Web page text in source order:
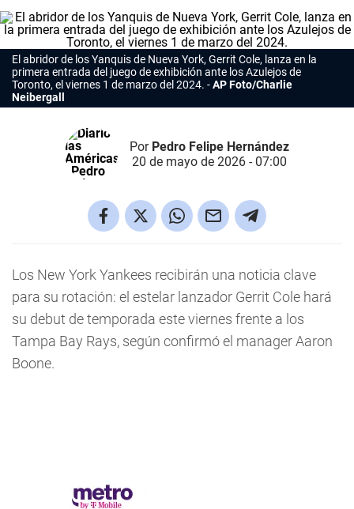
El abridor de los Yanquis de Nueva York, Gerrit Cole, lanza en la
primera entrada del juego de exhibición ante los Azulejos de
Toronto, el viernes 1 de marzo del 2024.
AP Foto/Charlie
Neibergall
Por Pedro Felipe Hernández
20 de mayo de 2026 - 07:00
Los New York Yankees recibirán una noticia clave
para su rotación: el estelar lanzador Gerrit Cole hará
su debut de temporada este viernes frente a los
Tampa Bay Rays, según confirmó el manager Aaron
Boone.